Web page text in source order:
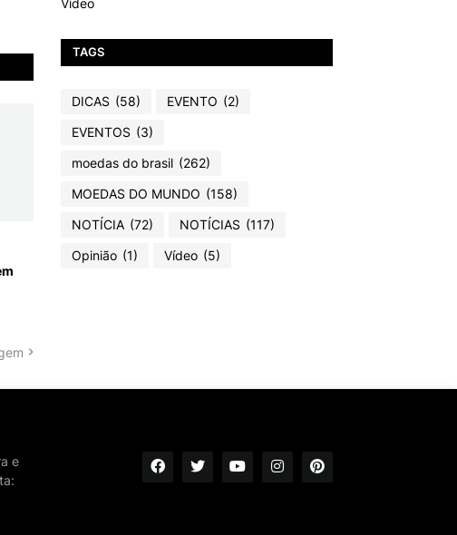
TAGS
DICAS (58) EVENTO (2)
EVENTOS (3)
moedas do brasil (262)
MOEDAS DO MUNDO (158)
NOTÍCIA (72) NOTÍCIAS (117)
Opinião (1) Vídeo (5)
e